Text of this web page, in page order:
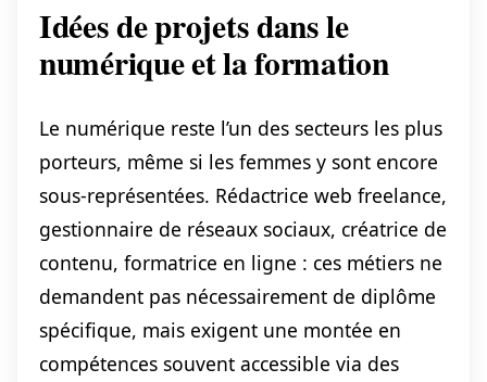
Idées de projets dans le
numérique et la formation
Le numérique reste l’un des secteurs les plus
porteurs, même si les femmes y sont encore
sous-représentées. Rédactrice web freelance,
gestionnaire de réseaux sociaux, créatrice de
contenu, formatrice en ligne : ces métiers ne
demandent pas nécessairement de diplôme
spécifique, mais exigent une montée en
compétences souvent accessible via des